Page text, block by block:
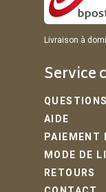
Livraison à
Service
AIDE
PAIEMENT
MODE DE
RETOURS